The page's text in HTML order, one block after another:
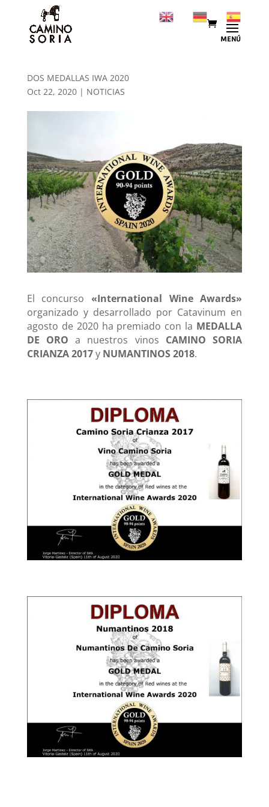
DOS MEDALLAS IWA 2020
Oct 22, 2020| NOTICIAS
El concurso «International Wine Awards»
organizado y desarrollado por Catavinum en
agosto de 2020 ha premiado con la MEDALLA
DE ORO a nuestros vinos CAMINO SORIA
CRIANZA 2017y NUMANTINOS 2018.